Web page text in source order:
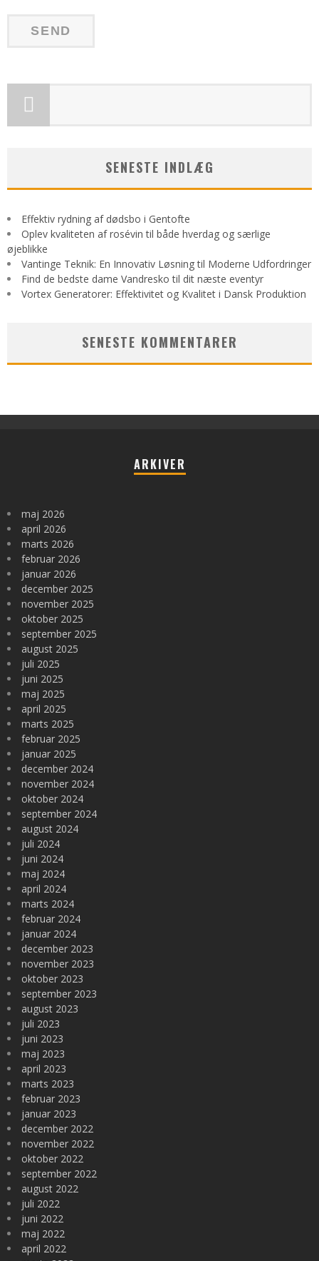
SENESTE INDLÆG
Effektiv rydning af dødsbo i Gentofte
Oplev kvaliteten af rosévin til både hverdag og særlige
øjeblikke
Vantinge Teknik: En Innovativ Løsning til Moderne Udfordringer
Find de bedste dame Vandresko til dit næste eventyr
Vortex Generatorer: Effektivitet og Kvalitet i Dansk Produktion
SENESTE KOMMENTARER
ARKIVER
maj 2026
april 2026
marts 2026
februar 2026
januar 2026
december 2025
november 2025
oktober 2025
september 2025
august 2025
juli 2025
juni 2025
maj 2025
april 2025
marts 2025
februar 2025
januar 2025
december 2024
november 2024
oktober 2024
september 2024
august 2024
juli 2024
juni 2024
maj 2024
april 2024
marts 2024
februar 2024
januar 2024
december 2023
november 2023
oktober 2023
september 2023
august 2023
juli 2023
juni 2023
maj 2023
april 2023
marts 2023
februar 2023
januar 2023
december 2022
november 2022
oktober 2022
september 2022
august 2022
juli 2022
juni 2022
maj 2022
april 2022